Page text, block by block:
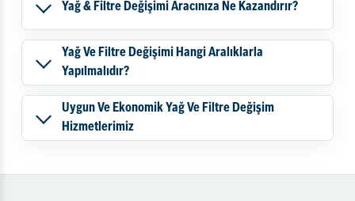
Yağ & Filtre Değişimi Aracınıza Ne Kazandırır?
Yağ Ve Filtre Değişimi Hangi Aralıklarla
Yapılmalıdır?
Uygun Ve Ekonomik Yağ Ve Filtre Değişim
Hizmetlerimiz